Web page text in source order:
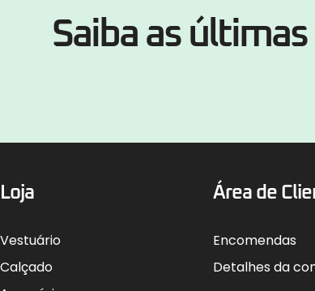
Saiba as
Loja
Vestuário
Calçado
Área de
Encomendas
Detalhes da